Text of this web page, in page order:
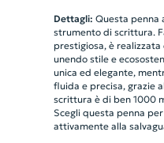
Dettagli: Questa penna
strumento di scrittura.
prestigiosa, è
unendo stile e
unica ed elegante,
fluida e precisa, grazie
scrittura è di ben 1000
Scegli questa penna
attivamente alla